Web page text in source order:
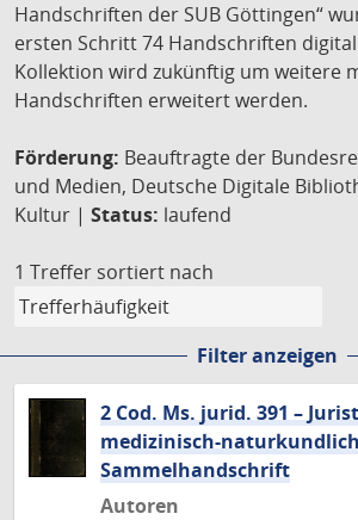
Handschriften der SUB Göttingen“
ersten Schritt 74 Handschriften
Kollektion wird zukünftig um weitere
Handschriften erweitert werden.
Förderung: Beauftragte der
und Medien, Deutsche Digitale
Kultur | Status: laufend
1 Treffer sortiert nach
Filter anzeigen
2 Cod. Ms. jurid. 391 –
medizinisch-
Sammelhandschrift
Autoren